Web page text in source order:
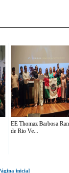
EE Thomaz Barbosa
de Rio Ve...
inicial